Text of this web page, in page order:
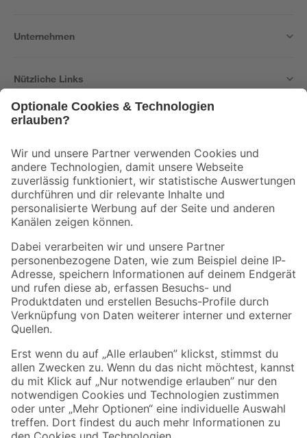
Unternehmen
Nützliche Links
Der toom Newsletter: Keine Angebote und Aktionen mehr verpassen!
Zur Newsletter Anmeldung
Folge uns
Zahlungsarten Versandarten
Sicher einkaufen
Jetzt die toom-App herunterladen